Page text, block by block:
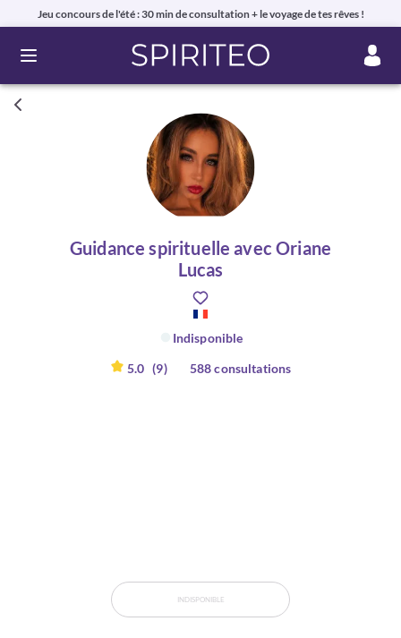
Jeu concours de l'été : 30 min de consultation + le voyage de tes rêves !
Ouvrir le menu
Guidance spirituelle avec Oriane
Lucas
Indisponible
5.0 (9) 588 consultations
INDISPONIBLE